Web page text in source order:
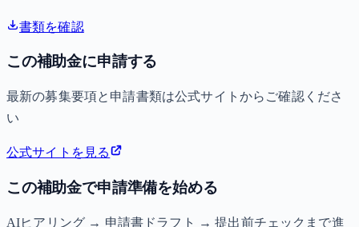
書類を確認
この補助金に申請する
最新の募集要項と申請書類は公式サイトからご確認くださ
い
公式サイトを見る
この補助金で申請準備を始める
AIヒアリング → 申請書ドラフト → 提出前チェックまで進